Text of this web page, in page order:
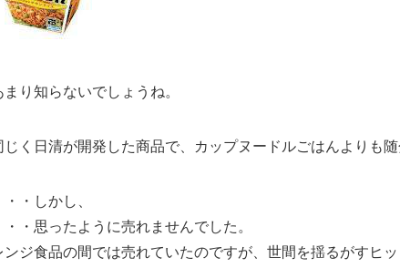
まり知らないでしょうね。
じく日清が開発した商品で、カップヌードルごはんよりも随
・しかし、
・・思ったように売れませんでした。
ンジ食品の間では売れていたのですが、世間を揺るがすヒッ